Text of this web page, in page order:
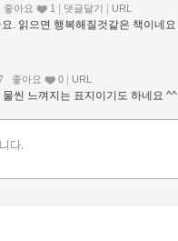
좋아요 1 댓글달기 URL
. 읽으면 행복해질것같은 책이네요
좋아요 0 URL
씬 느껴지는 표지이기도 하네요 ^^